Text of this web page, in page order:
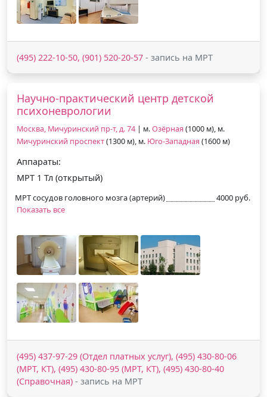
(495) 222-10-50, (901) 520-20-57 - запись на МРТ
Научно-практический центр детской
психоневрологии
Москва, Мичуринский пр-т, д. 74 | м.Озёрная (1000 м), м.
Мичуринский проспект(1300 м), м. Юго-Западная (1600 м)
Аппараты:
МРТ 1 Тл (открытый)
МРТ сосудов головного мозга (артерий)
4000 руб.
Показать все
(495) 437-97-29 (Отдел платных услуг), (495) 430-80-06
(МРТ, КТ), (495) 430-80-95 (МРТ, КТ), (495) 430-80-40
(Справочная) - запись на МРТ